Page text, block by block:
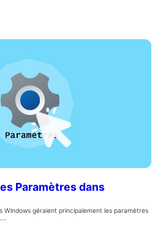
Paramètres dans
Windows géraient principalement les paramètres